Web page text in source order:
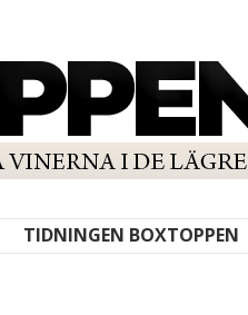
TIDNINGEN BOXTOPPEN